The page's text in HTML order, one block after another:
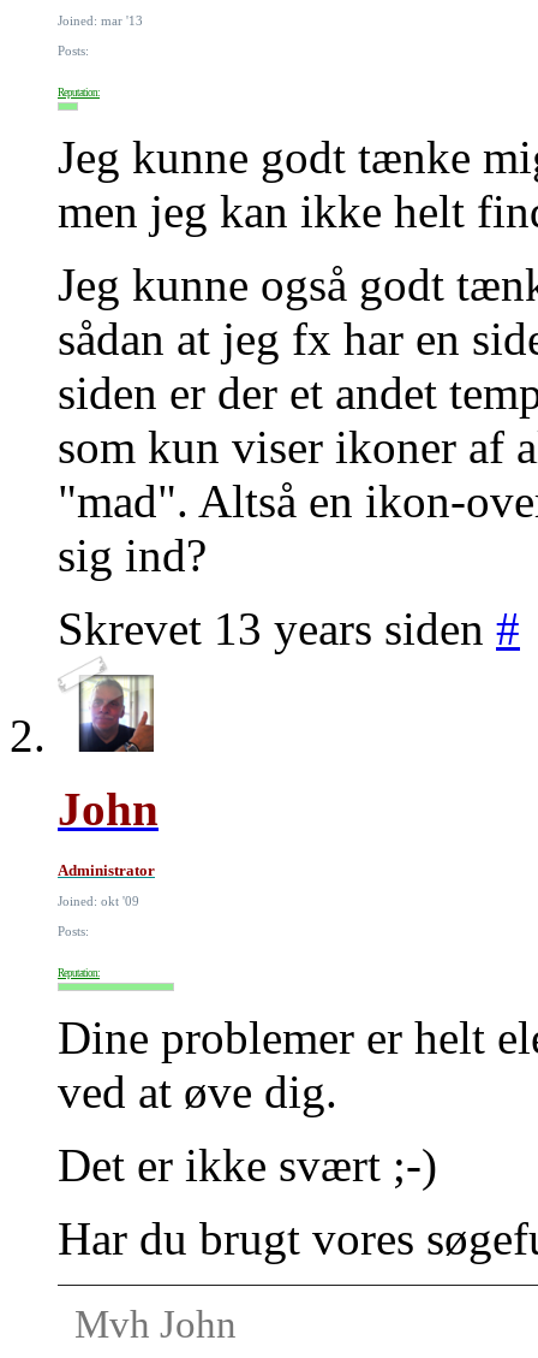
Joined: mar '13
Posts:
Reputation:
Jeg kunne godt tænke
men jeg kan ikke helt
Jeg kunne også godt
sådan at jeg fx har en
siden er der et andet
som kun viser ikoner af
"mad". Altså en ikon-
sig ind?
Skrevet 13 years siden #
John
Administrator
Joined: okt '09
Posts:
Reputation:
Dine problemer er helt
ved at øve dig.
Det er ikke svært ;-)
Har du brugt vores
Mvh John